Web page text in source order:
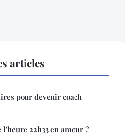
articles
pour devenir coach
22h33 en amour ?